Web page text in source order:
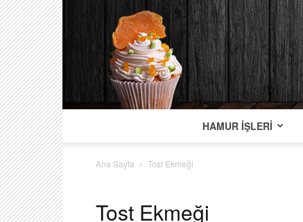
HAMUR İŞLERI
Ana Sayfa Tost Ekmeği
Tost Ekmeği